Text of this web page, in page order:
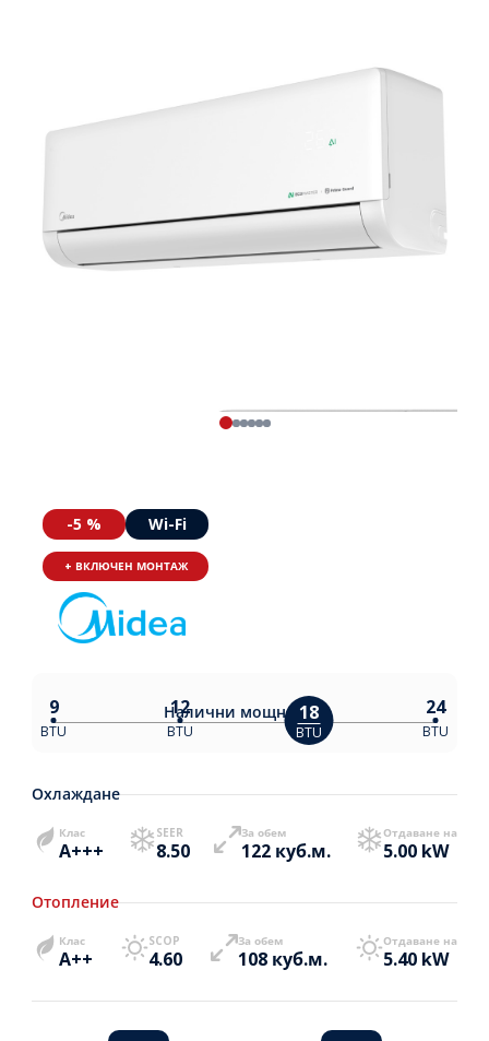
-5 % Wi-Fi
+ ВКЛЮЧЕН МОНТАЖ
Налични мощности:
9
BTU
12
BTU
18
BTU
24
BTU
Охлаждане
Клас
A+++
SEER
8.50
За обем
122 куб.м.
Отдаване на
5.00 kW
Отопление
Клас
A++
SCOP
4.60
За обем
108 куб.м.
Отдаване на
5.40 kW